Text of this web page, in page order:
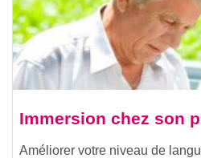
Immersion chez son
Améliorer votre niveau de